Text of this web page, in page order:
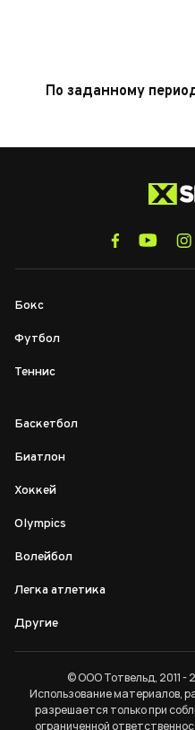
По заданному
Бокс
Футбол
Теннис
Баскетбол
Биатлон
Хоккей
Olympics
Волейбол
Легка атлетика
Другие
© ООО Тотвельд, 2011 -
Использование материалов,
разрешается только при
ограниченной